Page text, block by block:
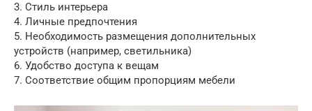
3. Стиль интерьера
4. Личные предпочтения
5. Необходимость размещения дополнительных
устройств (например, светильника)
6. Удобство доступа к вещам
7. Соответствие общим пропорциям мебели